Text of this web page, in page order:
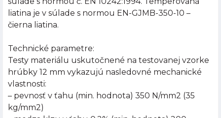
liatina je v súlade s normou EN-GJMB-350-10 –
čierna liatina.
Technické parametre:
Testy materiálu uskutočnené na testovanej vzorke
hrúbky 12 mm vykazujú nasledovné mechanické
vlastnosti:
– pevnosť v ťahu (min. hodnota) 350 N/mm2 (35
kg/mm2)